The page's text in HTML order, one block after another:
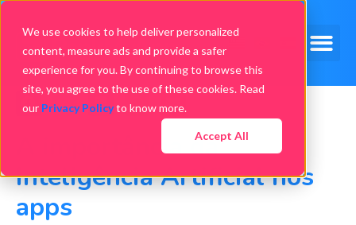
We use cookies to help deliver personalized
content, measure ads and provide a safer
experience for you. By continuing to browse this
site, you agree to the use of these cookies. Read
our Privacy Policyto know more.
Accept All
A importância da
Inteligência Artificial nos
apps